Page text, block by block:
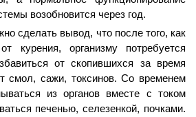
возобновится через год.
сделать вывод, что после того, как
курения, организму потребуется
от скопившихся за время
смол, сажи, токсинов. Со временем
из органов вместе с током
печенью, селезенкой, почками.